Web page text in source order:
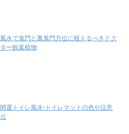
風水で鬼門と裏鬼門方位に植えるべきドク
ター観葉植物
開運トイレ風水-トイレマットの色や注意
点